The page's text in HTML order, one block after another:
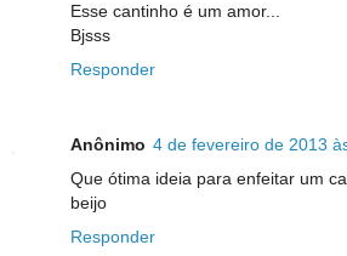
Esse cantinho é um amor...
Bjsss
Responder
Anônimo 4 de fevereiro de 2013
Que ótima ideia para enfeitar um
beijo
Responder